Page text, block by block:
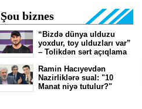
Şou biznes
“Bizdə dünya ulduzu
yoxdur, toy ulduzları var”
– Tolikdən sərt açıqlama
Ramin Hacıyevdən
Nazirliklərə sual: "10
Manat niyə tutulur?"